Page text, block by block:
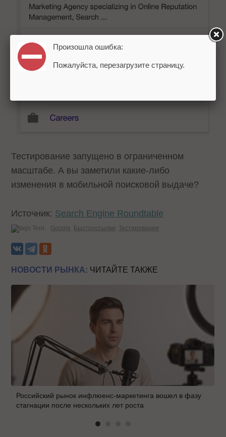
Тестирование запущено в ограниченном
масштабе. А вы заметили какие-либо
изменения в мобильной поисковой выдаче?
Источник: Search Engine Roundtable
Теги: Google Быстроссылки Тестирования
НОВОСТИ РЫНКА: ЧИТАЙТЕ ТАКЖЕ
Российский рынок инфлюенс-маркетинга вошел в фазу
стагнации после нескольких лет роста
Произошла ошибка:
Пожалуйста, перезагрузите страницу.